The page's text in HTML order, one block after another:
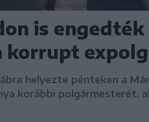
is
korrupt
helyezte pénteken a
korábbi